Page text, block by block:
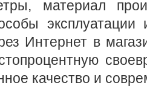
материал
эксплуатации
Интернет в
качество и